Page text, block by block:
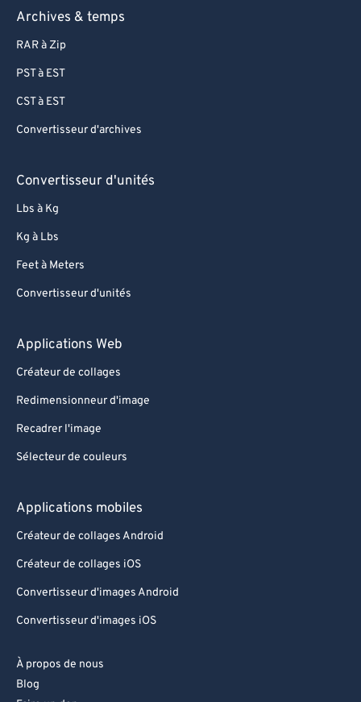
Archives & temps
RAR à Zip
PST à EST
CST à EST
Convertisseur d'archives
Convertisseur d'unités
Lbs à Kg
Kg à Lbs
Feet à Meters
Convertisseur d'unités
Applications Web
Créateur de collages
Redimensionneur d'image
Recadrer l'image
Sélecteur de couleurs
Applications mobiles
Créateur de collages Android
Créateur de collages iOS
Convertisseur d'images Android
Convertisseur d'images iOS
À propos de nous
Blog